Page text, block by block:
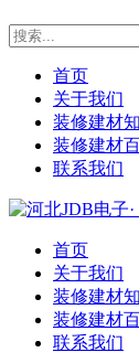
首页
关于我们
装修建材
装修建材
联系我们
首页
关于我们
装修建材
装修建材
联系我们